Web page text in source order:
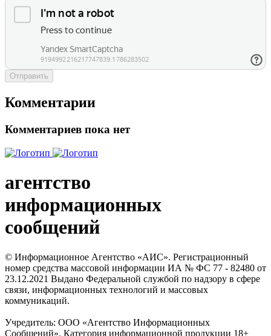
Отправить
Комментарии
Комментариев пока нет
агентство
информационных
сообщений
© Информационное Агентство «АИС». Регистрационный
номер средства массовой информации ИА № ФС 77 - 82480 от
23.12.2021 Выдано Федеральной службой по надзору в сфере
связи, информационных технологий и массовых
коммуникаций.
Учредитель: ООО «Агентство Информационных
Сообщений». Категория информационной продукции 18+